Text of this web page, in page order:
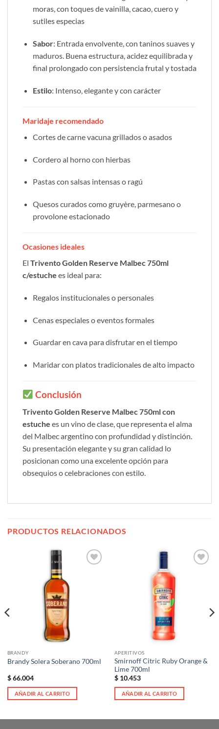
moras, con toques de vainilla, cacao, cuero y
sutiles especias
Sabor: Entrada envolvente, con taninos suaves y
maduros. Buena estructura, acidez equilibrada y
final prolongado con persistencia frutal y tostada
Estilo: Intenso, elegante y con carácter
Maridaje recomendado
Cortes de carne vacuna grillados o asados
Cordero al horno con hierbas
Pastas con salsas intensas o ragú
Quesos curados como gruyère, parmesano o
provolone estacionado
Ocasiones ideales
El Trivento Golden Reserve Malbec 750ml
c/estuche es ideal para:
Regalos institucionales o personales
Cenas especiales o eventos formales
Guardar en cava para disfrutar en el tiempo
Maridar con platos tradicionales de alto impacto
Conclusión
Trivento Golden Reserve Malbec 750ml con
estuche es un vino de clase, que representa el alma
del Malbec argentino con profundidad y distinción.
Su presentación elegante y su gran calidad lo
posicionan como una excelente opción para
obsequios o celebraciones con estilo.
PRODUCTOS RELACIONADOS
BRANDY
Brandy Solera Soberano 700ml
$66.004
AÑADIR AL CARRITO
APERITIVOS
Smirnoff Citric Ruby Orange &
Lime 700ml
$10.453
AÑADIR AL CARRITO